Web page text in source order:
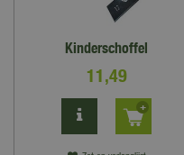
Kinderschoffel
11,49